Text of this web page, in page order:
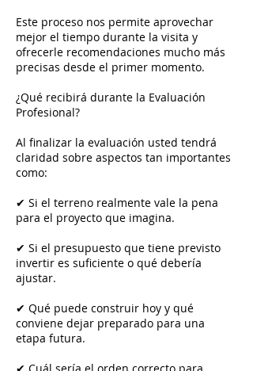
Este proceso nos permite aprovechar
mejor el tiempo durante la visita y
ofrecerle recomendaciones mucho más
precisas desde el primer momento.
¿Qué recibirá durante la Evaluación
Profesional?
Al finalizar la evaluación usted tendrá
claridad sobre aspectos tan importantes
como:
✔ Si el terreno realmente vale la pena
para el proyecto que imagina.
✔ Si el presupuesto que tiene previsto
invertir es suficiente o qué debería
ajustar.
✔ Qué puede construir hoy y qué
conviene dejar preparado para una
etapa futura.